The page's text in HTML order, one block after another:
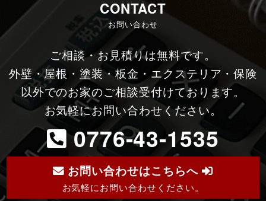
CONTACT
お問い合わせ
ご相談・お見積りは無料です。
外壁・屋根・塗装・板金・エクステリア・保険
以外でのお家のご相談受付けております。
お気軽にお問い合わせください。
0776-43-1535
お問い合わせはこちらへ
お気軽にお問い合わせください。